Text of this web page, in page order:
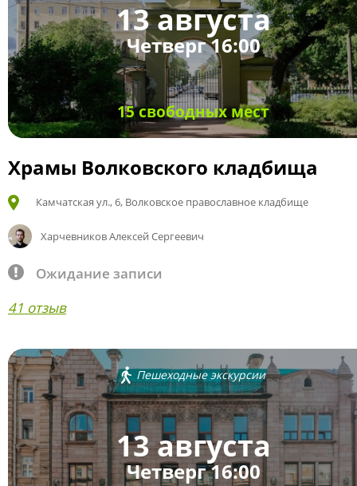
13 августа
Четверг 16:00
15 свободных мест
Храмы Волковского кладбища
Камчатская ул., 6, Волковское православное кладбище
Харчевников Алексей Сергеевич
Ожидание записи
41 отзыв
Пешеходные экскурсии
13 августа
Четверг 16:00